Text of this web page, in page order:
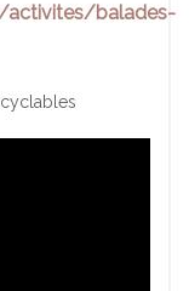
activites/balades-